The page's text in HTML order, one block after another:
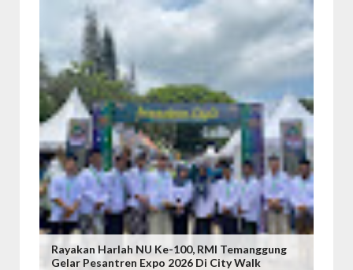
Rayakan Harlah NU Ke-100, RMI Temanggung
Gelar Pesantren Expo 2026 Di City Walk